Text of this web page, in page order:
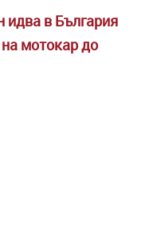
идва в България
мотокар до